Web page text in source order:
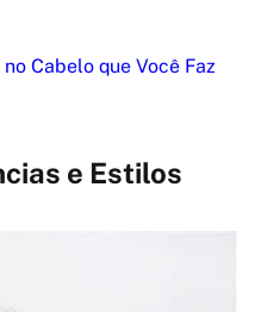
Cabelo que Você Faz
e Estilos